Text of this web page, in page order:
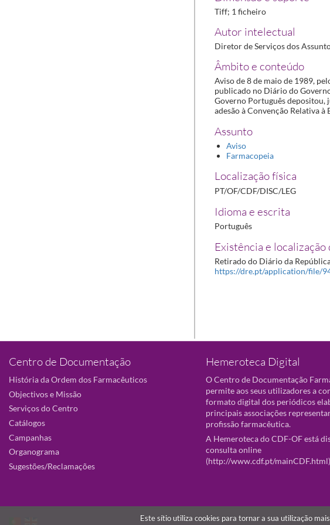
Tiff; 1 ficheiro
Autor intelectual
Diretor de Serviços dos
Âmbito e conteúdo
Aviso de 8 de maio de 1989,
publicado no Diário do
Governo Português depositou,
adesão à Convenção Relativa
Assunto
Aviso
Farmacopeia
Localização física
PT/OF/CDF/DISC/LEG
Idioma e escrita
Português
Existência e
Retirado do Diário da
https://dre.pt/application/file/
Centro de Documentação
História da Ordem dos Farmacêuticos
Objectivos e Missão
Serviços do Centro
Catálogos
Campanhas
Organograma
Sugestões/Reclamações
Hemeroteca Digital
O Centro de Documentação
permite aos seus utilizadores a
formato digital dos periódicos
principais associações
profissão farmacêutica.
A Hemeroteca do CDF-OF está
consulta online
(http://www.cdf.pt/mainCDF.html
Este sítio utiliza cookies para tornar a sua utilização